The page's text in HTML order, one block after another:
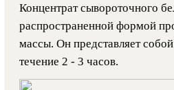
Концентрат сывороточного
распространенной формой
массы. Он представляет
течение 2 - 3 часов.